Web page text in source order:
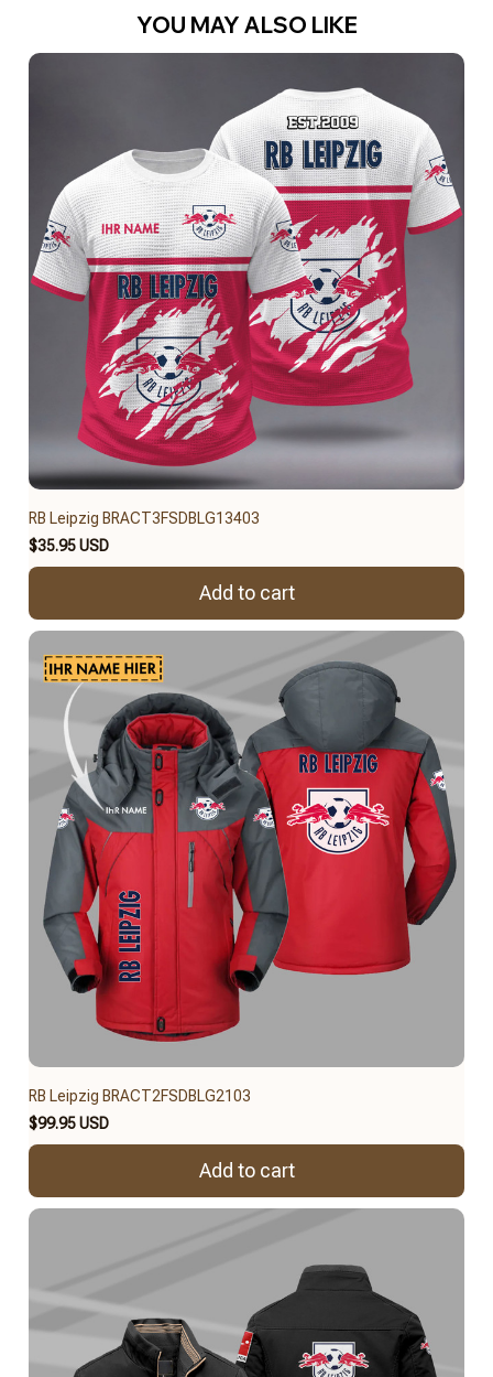
YOU MAY ALSO LIKE
RB Leipzig BRACT3FSDBLG13403
$35.95 USD
Add to cart
RB Leipzig BRACT2FSDBLG2103
$99.95 USD
Add to cart